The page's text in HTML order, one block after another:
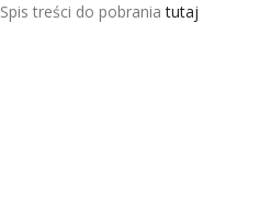
Spis treści do pobraniatutaj